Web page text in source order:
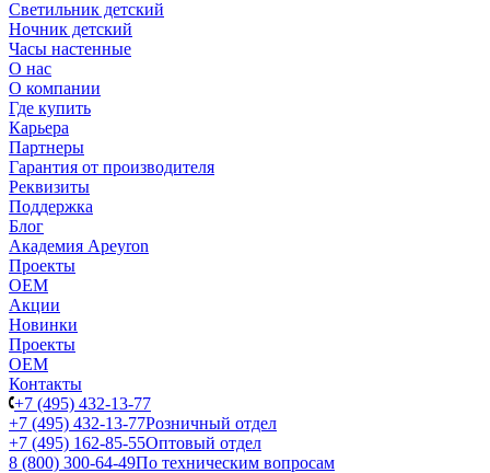
Светильник детский
Ночник детский
Часы настенные
О нас
О компании
Где купить
Карьера
Партнеры
Гарантия от производителя
Реквизиты
Поддержка
Блог
Академия Apeyron
Проекты
ОЕМ
Акции
Новинки
Проекты
ОЕМ
Контакты
+7 (495) 432-13-77
+7 (495) 432-13-77Розничный отдел
+7 (495) 162-85-55Оптовый отдел
8 (800) 300-64-49По техническим вопросам